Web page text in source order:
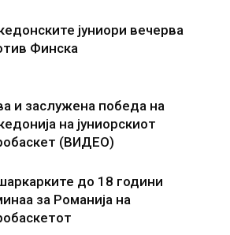
јуниори вечерва
Финска
и заслужена победа на
на јуниорскиот
(ВИДЕО)
до 18 години
за Романија на